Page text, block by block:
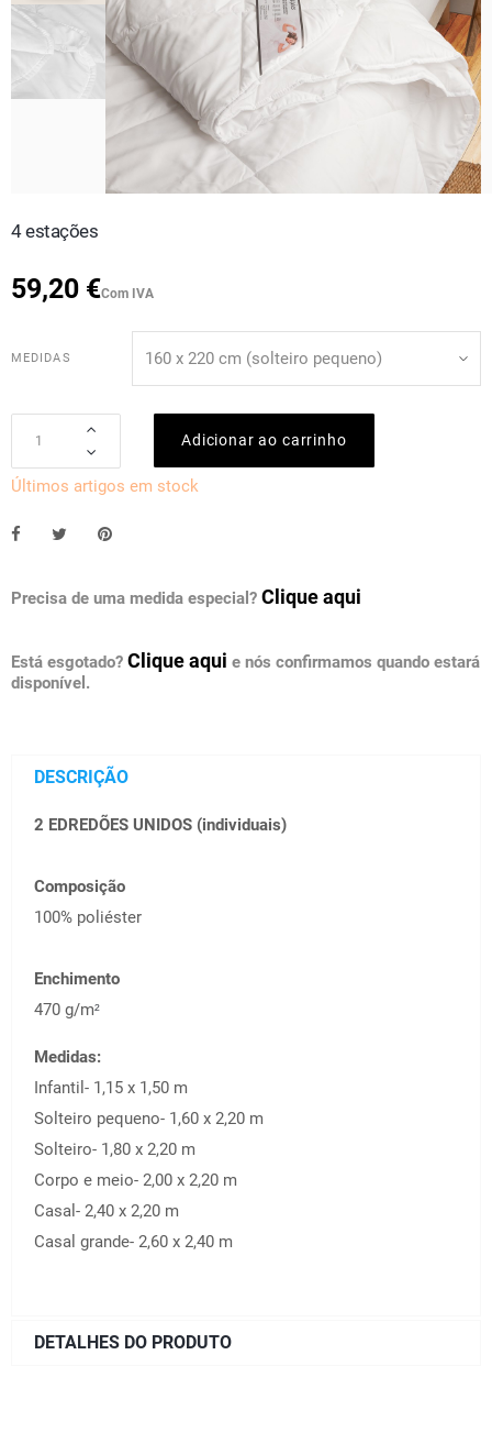
4 estações
59,20 €Com IVA
MEDIDAS
Adicionar ao carrinho
Últimos artigos em stock
Precisa de uma medida especial? Clique aqui
Está esgotado? Clique aqui e nós confirmamos quando estará
disponível.
DESCRIÇÃO
2 EDREDÕES UNIDOS (individuais)
Composição
100% poliéster
Enchimento
470 g/m²
Medidas:
Infantil- 1,15 x 1,50 m
Solteiro pequeno- 1,60 x 2,20 m
Solteiro- 1,80 x 2,20 m
Corpo e meio- 2,00 x 2,20 m
Casal- 2,40 x 2,20 m
Casal grande- 2,60 x 2,40 m
DETALHES DO PRODUTO